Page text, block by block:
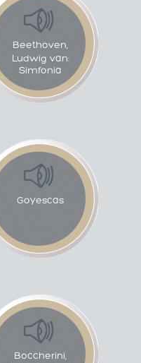
Beethoven,
Ludwig van:
Simfonia
Goyescas
Boccherini,